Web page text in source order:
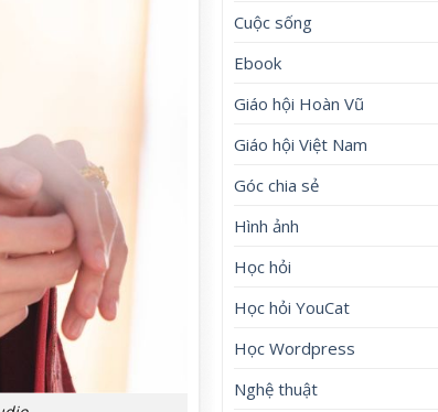
Cuộc sống
Ebook
Giáo hội Hoàn Vũ
Giáo hội Việt Nam
Góc chia sẻ
Hình ảnh
Học hỏi
Học hỏi YouCat
Học Wordpress
Nghệ thuật